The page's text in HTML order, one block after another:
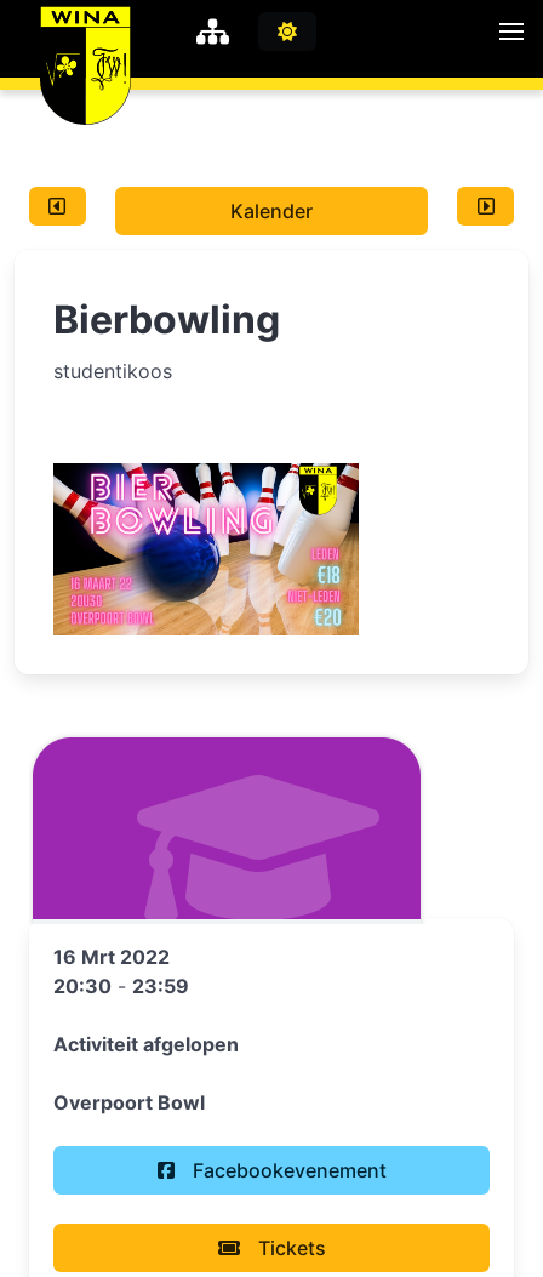
WiNA MyWiNA
Kalender
Bierbowling
studentikoos
16 Mrt 2022
20:30 - 23:59
Activiteit afgelopen
Overpoort Bowl
Facebookevenement
Tickets